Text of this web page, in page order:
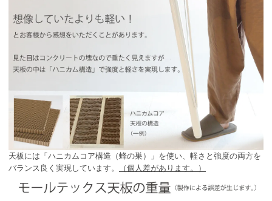
天板には「ハニカムコア構造（蜂の巣）」を使い、軽さと強度の両方を
バランス良く実現しています。
（個人差があります。）